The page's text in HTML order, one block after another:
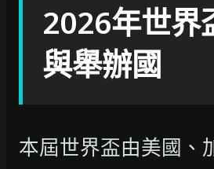
2026年世界
與舉辦國
本屆世界盃由美國、